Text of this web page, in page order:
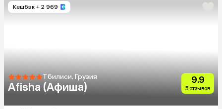
Кешбэк + 2 969
Тбилиси, Грузия
Afisha (Афиша)
9.9
5 отзывов